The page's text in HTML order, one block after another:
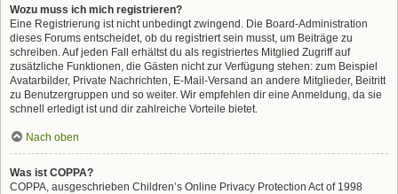
Wozu muss ich mich registrieren?
Eine Registrierung ist nicht unbedingt zwingend. Die Board-Administration
dieses Forums entscheidet, ob du registriert sein musst, um Beiträge zu
schreiben. Auf jeden Fall erhältst du als registriertes Mitglied Zugriff auf
zusätzliche Funktionen, die Gästen nicht zur Verfügung stehen: zum Beispiel
Avatarbilder, Private Nachrichten, E-Mail-Versand an andere Mitglieder, Beitritt
zu Benutzergruppen und so weiter. Wir empfehlen dir eine Anmeldung, da sie
schnell erledigt ist und dir zahlreiche Vorteile bietet.
Nach oben
Was ist COPPA?
COPPA, ausgeschrieben Children’s Online Privacy Protection Act of 1998